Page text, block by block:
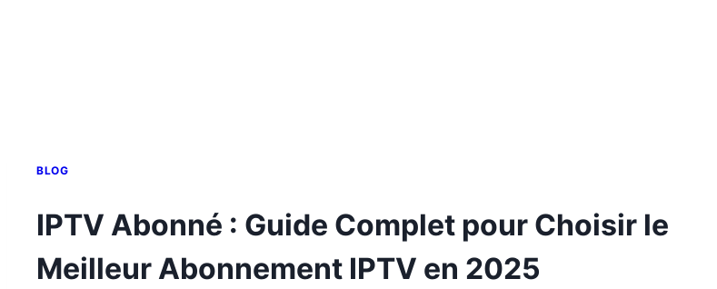
BLOG
IPTV Abonné : Guide Complet pour Choisir le
Meilleur Abonnement IPTV en 2025